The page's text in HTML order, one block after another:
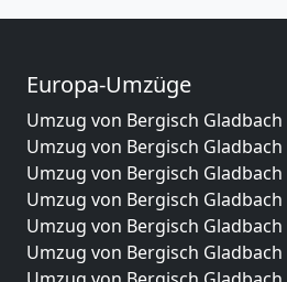
Europa-Umzüge
Umzug von Bergisch
Umzug von Bergisch
Umzug von Bergisch
Umzug von Bergisch
Umzug von Bergisch
Umzug von Bergisch